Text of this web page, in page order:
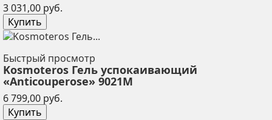
3 031,00 руб.
Купить
Быстрый просмотр
Kosmoteros Гель успокаивающий
«Anticouperose» 9021М
6 799,00 руб.
Купить